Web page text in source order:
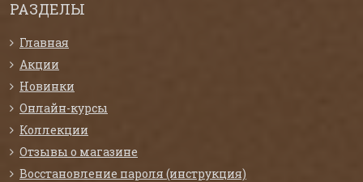
РАЗДЕЛЫ
Главная
Акции
Новинки
Онлайн-курсы
Коллекции
Отзывы о магазине
Восстановление пароля (инструкция)